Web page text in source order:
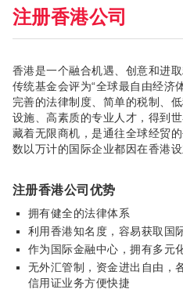
注册香港公司
香港是一个融合机遇、创意和进
传统基金会评为“全球最自由经济
完善的法律制度、简单的税制、
设施、高素质的专业人才，得到
藏着无限商机，是通往全球经贸
数以万计的国际企业都因在香港设
注册香港公司优势
拥有健全的法律体系
利用香港知名度，容易获取国
作为国际金融中心，拥有多元
无外汇管制，资金进出自由，
信用证业务方便快捷